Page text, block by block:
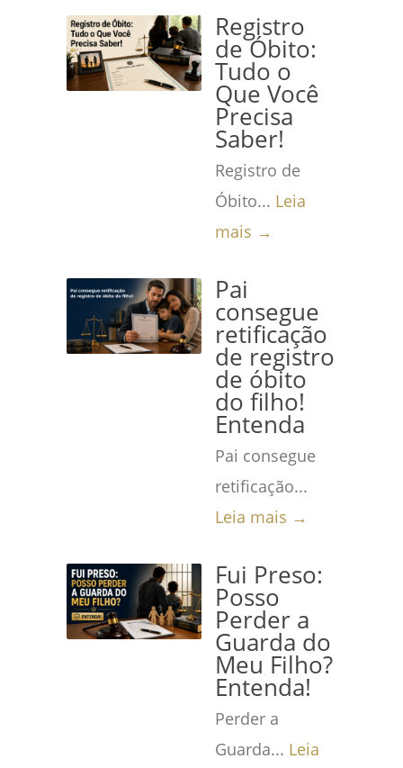
Registro
de Óbito:
Tudo o
Que Você
Precisa
Saber!
Registro de
Óbito... Leia
mais →
Pai
consegue
retificação
de registro
de óbito
do filho!
Entenda
Pai consegue
retificação...
Leia mais →
Fui Preso:
Posso
Perder a
Guarda do
Meu Filho?
Entenda!
Perder a
Guarda... Leia